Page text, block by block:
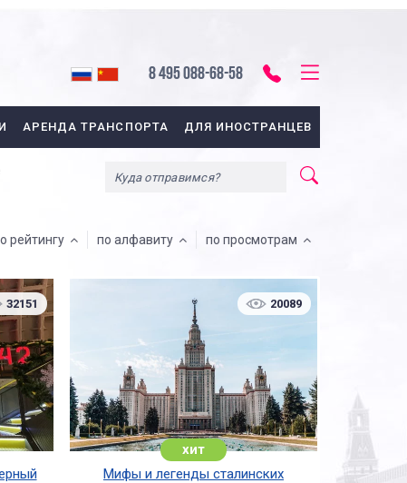
8 495 088-68-58
АРЕНДА ТРАНСПОРТА ДЛЯ ИНОСТРАНЦЕВ
рейтингу по алфавиту по просмотрам
32151 20089
хит
Мифы и легенды сталинских